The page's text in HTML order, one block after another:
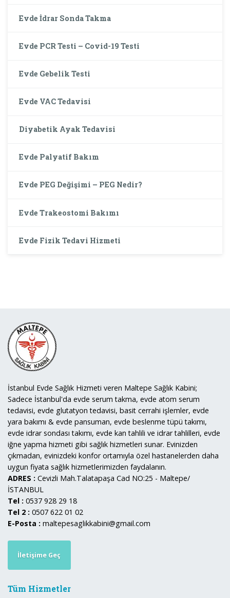
Evde İdrar Sonda Takma
Evde PCR Testi – Covid-19 Testi
Evde Gebelik Testi
Evde VAC Tedavisi
Diyabetik Ayak Tedavisi
Evde Palyatif Bakım
Evde PEG Değişimi – PEG Nedir?
Evde Trakeostomi Bakımı
Evde Fizik Tedavi Hizmeti
İstanbul Evde Sağlık Hizmeti veren Maltepe Sağlık Kabini;
Sadece İstanbul'da evde serum takma, evde atom serum
tedavisi, evde glutatyon tedavisi, basit cerrahi işlemler, evde
yara bakımı & evde pansuman, evde beslenme tüpü takımı,
evde idrar sondası takımı, evde kan tahlili ve idrar tahlilleri, evde
iğne yapma hizmeti gibi sağlık hizmetleri sunar. Evinizden
çıkmadan, evinizdeki konfor ortamıyla özel hastanelerden daha
uygun fiyata sağlık hizmetlerimizden faydalanın.
ADRES : Cevizli Mah.Talatapaşa Cad NO:25 - Maltepe/
İSTANBUL
Tel : 0537 928 29 18
Tel 2 : 0507 622 01 02
E-Posta : maltepesaglikkabini@gmail.com
İletişime Geç
Tüm Hizmetler